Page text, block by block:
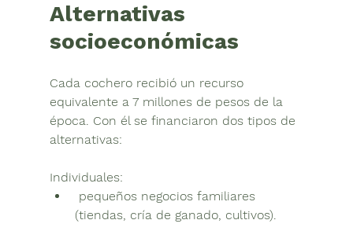
Alternativas
socioeconómicas
Cada cochero recibió un recurso
equivalente a 7 millones de pesos de la
época. Con él se financiaron dos tipos de
alternativas:
Individuales:
(tiendas, cría de ganado, cultivos).